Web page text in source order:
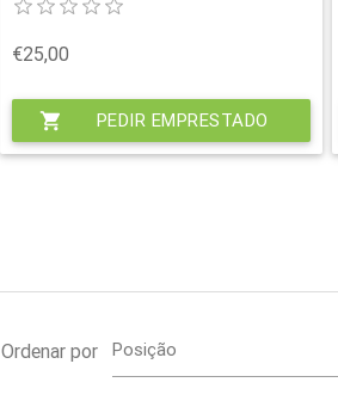
€25,00
shopping_cart PEDIR EMPRESTADO
Ordenar por